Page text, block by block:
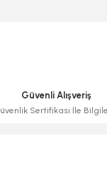
hatalar bulunuyor.
Güvenli Alışveriş
Sertifikası İle